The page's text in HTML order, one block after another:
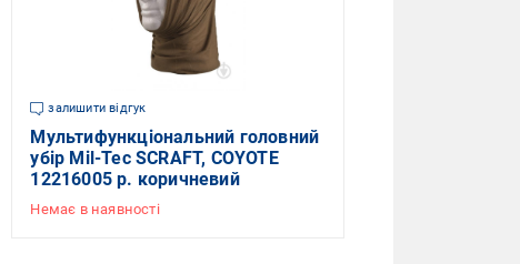
залишити відгук
Мультифункціональний головний
убір Mil-Tec SCRAFT, COYOTE
12216005 р. коричневий
Немає в наявності